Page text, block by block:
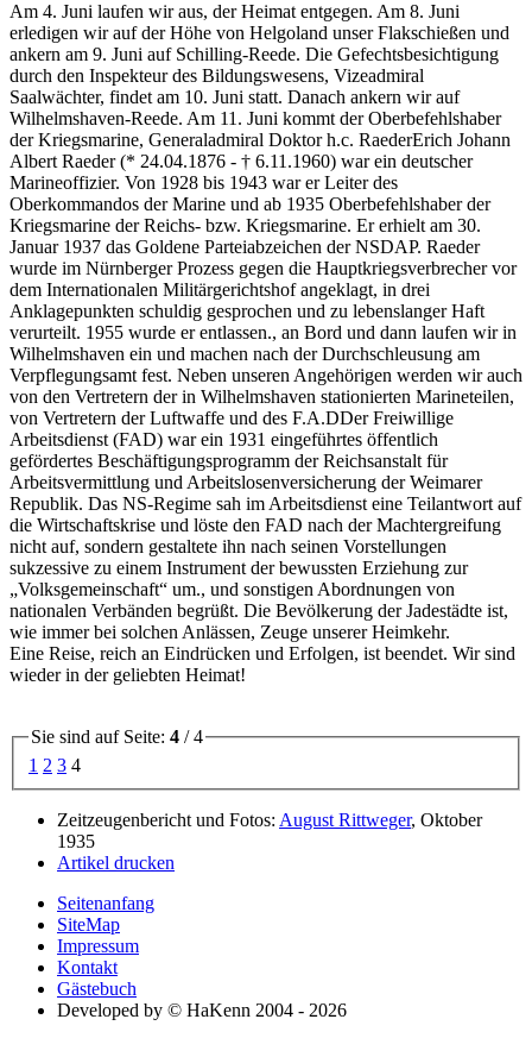
Am 4. Juni laufen wir aus, der Heimat entgegen. Am 8. Juni
erledigen wir auf der Höhe von Helgoland unser Flakschießen und
ankern am 9. Juni auf Schilling-Reede. Die Gefechtsbesichtigung
durch den Inspekteur des Bildungswesens, Vizeadmiral
Saalwächter, findet am 10. Juni statt. Danach ankern wir auf
Wilhelmshaven-Reede. Am 11. Juni kommt der Oberbefehlshaber
der Kriegsmarine, Generaladmiral Doktor h.c. RaederErich Johann
Albert Raeder (* 24.04.1876 - † 6.11.1960) war ein deutscher
Marineoffizier. Von 1928 bis 1943 war er Leiter des
Oberkommandos der Marine und ab 1935 Oberbefehlshaber der
Kriegsmarine der Reichs- bzw. Kriegsmarine. Er erhielt am 30.
Januar 1937 das Goldene Parteiabzeichen der NSDAP. Raeder
wurde im Nürnberger Prozess gegen die Hauptkriegsverbrecher vor
dem Internationalen Militärgerichtshof angeklagt, in drei
Anklagepunkten schuldig gesprochen und zu lebenslanger Haft
verurteilt. 1955 wurde er entlassen., an Bord und dann laufen wir in
Wilhelmshaven ein und machen nach der Durchschleusung am
Verpflegungsamt fest. Neben unseren Angehörigen werden wir auch
von den Vertretern der in Wilhelmshaven stationierten Marineteilen,
von Vertretern der Luftwaffe und des F.A.DDer Freiwillige
Arbeitsdienst (FAD) war ein 1931 eingeführtes öffentlich
gefördertes Beschäftigungsprogramm der Reichsanstalt für
Arbeitsvermittlung und Arbeitslosenversicherung der Weimarer
Republik. Das NS-Regime sah im Arbeitsdienst eine Teilantwort auf
die Wirtschaftskrise und löste den FAD nach der Machtergreifung
nicht auf, sondern gestaltete ihn nach seinen Vorstellungen
sukzessive zu einem Instrument der bewussten Erziehung zur
Volksgemeinschaft
um., und sonstigen Abordnungen von
nationalen Verbänden begrüßt. Die Bevölkerung der Jadestädte ist,
wie immer bei solchen Anlässen, Zeuge unserer Heimkehr.
Eine Reise, reich an Eindrücken und Erfolgen, ist beendet. Wir sind
wieder in der geliebten Heimat!
Sie sind auf Seite: 4 / 4
1 2 3 4
Zeitzeugenbericht und Fotos: August Rittweger, Oktober
1935
Artikel drucken
Seitenanfang
SiteMap
Impressum
Kontakt
Gästebuch
Developed by © HaKenn 2004 - 2026